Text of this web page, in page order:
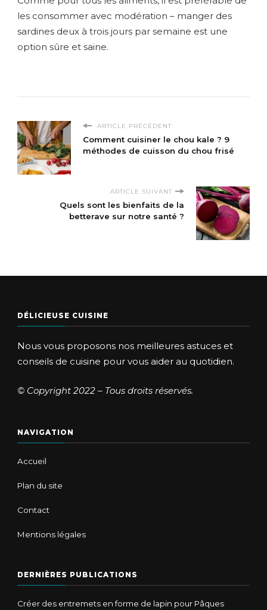
les consommer avec modération – manger des
sardines deux à trois jours par semaine est une
option sûre et saine.
ARTICLE PRÉCÉDENT
Comment cuisiner le chou kale ? 9
méthodes de cuisson du chou frisé
ARTICLE SUIVANT
Quels sont les bienfaits de la
betterave sur notre santé ?
DÉLICIEUSE CUISINE
Nous vous proposons nos meilleures astuces et
conseils de cuisine pour vous aider au quotidien.
© Copyright 2022 – Tous droits réservés.
NAVIGATION
Accueil
Plan du site
Contact
Mentions légales
DERNIÈRES PUBLICATIONS
Créer des entremets en forme de lapin pour Pâques